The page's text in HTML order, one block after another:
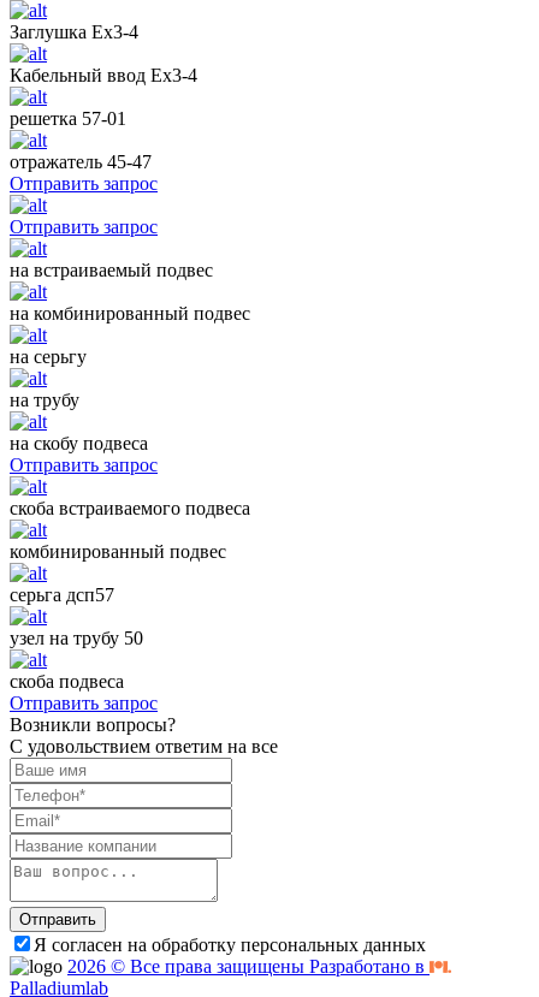
Заглушка Ех3-4
Кабельный ввод Ех3-4
решетка 57-01
отражатель 45-47
Отправить запрос
Отправить запрос
на встраиваемый подвес
на комбинированный подвес
на серьгу
на трубу
на скобу подвеса
Отправить запрос
скоба встраиваемого подвеса
комбинированный подвес
серьга дсп57
узел на трубу 50
скоба подвеса
Отправить запрос
Возникли вопросы?
С удовольствием ответим на все
Отправить
Я согласен на обработку персональных данных
2026 © Все права защищены Разработано в
Palladiumlab